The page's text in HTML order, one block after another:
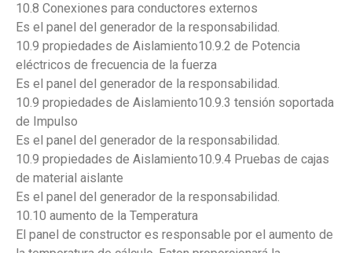
10.8 Conexiones para conductores externos
Es el panel del generador de la responsabilidad.
10.9 propiedades de Aislamiento10.9.2 de Potencia
eléctricos de frecuencia de la fuerza
Es el panel del generador de la responsabilidad.
10.9 propiedades de Aislamiento10.9.3 tensión soportada
de Impulso
Es el panel del generador de la responsabilidad.
10.9 propiedades de Aislamiento10.9.4 Pruebas de cajas
de material aislante
Es el panel del generador de la responsabilidad.
10.10 aumento de la Temperatura
El panel de constructor es responsable por el aumento de